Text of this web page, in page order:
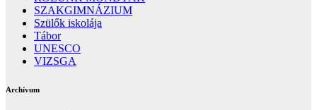
SZAKGIMNÁZIUM
Szülők iskolája
Tábor
UNESCO
VIZSGA
Archívum